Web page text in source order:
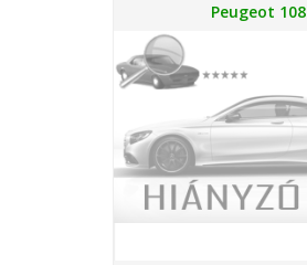
Peugeot 108